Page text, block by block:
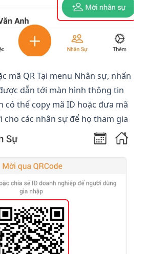
mã QR Tại menu Nhân sự, nhấn
dẫn tới màn hình thông tin
có thể copy mã ID hoặc đưa mã
cho các nhân sự để họ tham gia